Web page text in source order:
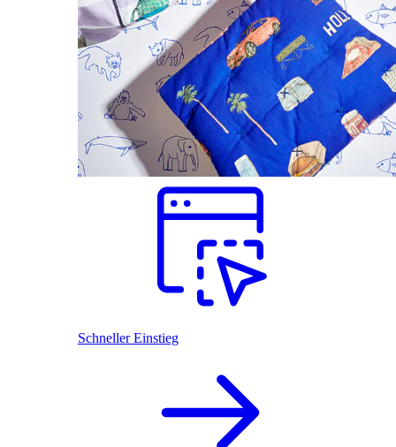
Schneller Einstieg